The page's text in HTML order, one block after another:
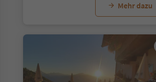
Mehr dazu